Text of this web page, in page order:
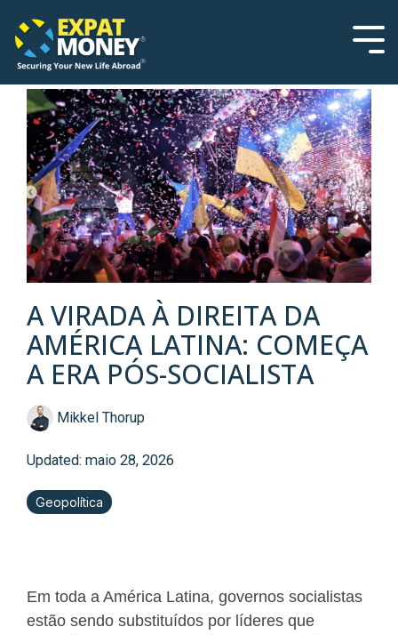
note:
This
website
accessibility
system.
the
main
A VIRADA À DIREITA DA
AMÉRICA LATINA: COMEÇA
A ERA PÓS-SOCIALISTA
Mikkel Thorup
Updated: maio 28, 2026
Geopolítica
Em toda a América Latina, governos socialistas
estão sendo substituídos por líderes que